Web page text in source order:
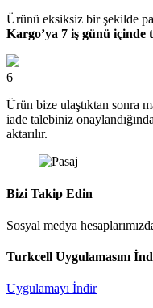
Ürünü eksiksiz bir şekilde
Kargo’ya 7 iş günü içinde
6
Ürün bize ulaştıktan sonra
iade talebiniz
aktarılır.
Bizi Takip Edin
Sosyal medya
Turkcell Uygulamasını
Uygulamayı İndir